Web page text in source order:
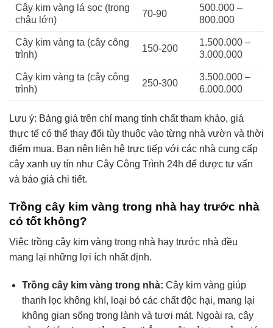
Cây kim vàng lá sọc (trong
chậu lớn)
70-90
500.000 –
800.000
Cây kim vàng ta (cây công
trình)
150-200
1.500.000 –
3.000.000
Cây kim vàng ta (cây công
trình)
250-300
3.500.000 –
6.000.000
Lưu ý: Bảng giá trên chỉ mang tính chất tham khảo, giá
thực tế có thể thay đổi tùy thuộc vào từng nhà vườn và thời
điểm mua. Bạn nên liên hệ trực tiếp với các nhà cung cấp
cây xanh uy tín như Cây Công Trình 24h để được tư vấn
và báo giá chi tiết.
Trồng cây kim vàng trong nhà hay trước nhà
có tốt không?
Việc trồng cây kim vàng trong nhà hay trước nhà đều
mang lại những lợi ích nhất định.
Trồng cây kim vàng trong nhà: Cây kim vàng giúp
thanh lọc không khí, loại bỏ các chất độc hại, mang lại
không gian sống trong lành và tươi mát. Ngoài ra, cây